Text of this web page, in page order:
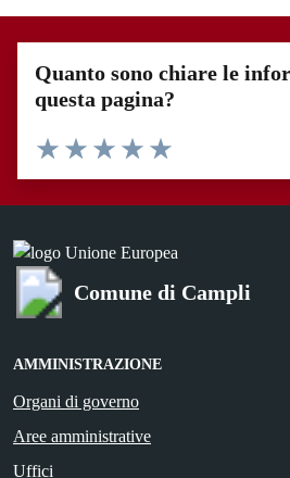
Quanto sono chiare le
questa pagina?
Comune di Campli
AMMINISTRAZIONE
Organi di governo
Aree amministrative
Uffici